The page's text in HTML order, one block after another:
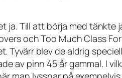
ja. Till att börja med
och Too Much Class
Tyvärr blev de aldrig
av pinn 45 år gammal. I